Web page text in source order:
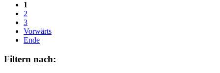
1
2
3
Vorwärts
Ende
Filtern nach: